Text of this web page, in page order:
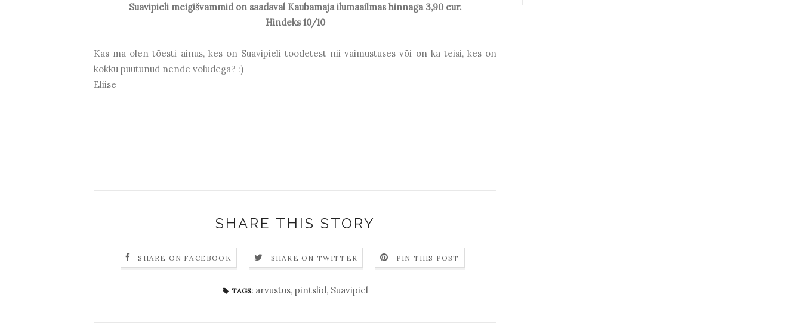
Suavipieli meigišvammid on saadaval Kaubamaja ilumaailmas hinnaga 3,90 eur.
Hindeks 10/10
Kas ma olen tõesti ainus, kes on Suavipieli toodetest nii vaimustuses või on ka teisi, kes on
kokku puutunud nende võludega? :)
Eliise
SHARE THIS STORY
SHARE ON FACEBOOK SHARE ON TWITTER PIN THIS POST
TAGS: arvustus, pintslid, Suavipiel